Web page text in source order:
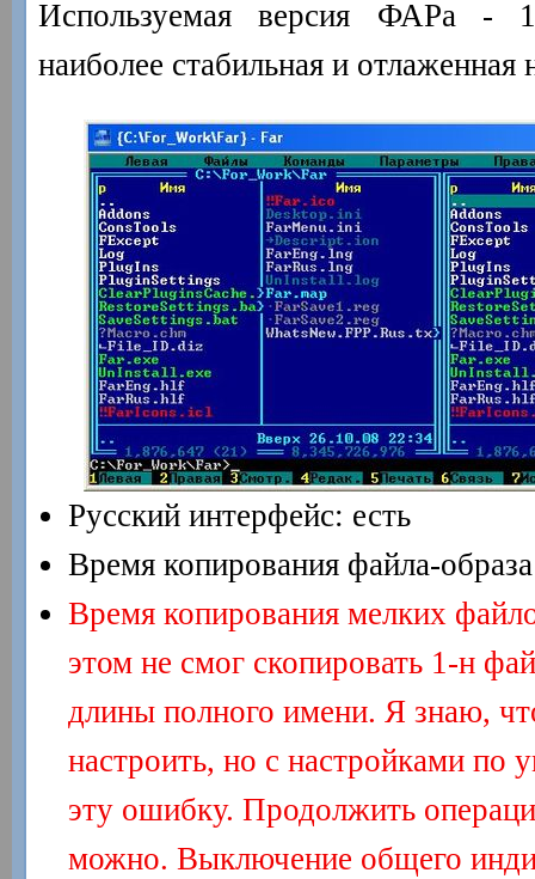
Используемая версия ФАРа -
наиболее стабильная и
Русский интерфейс: есть
Время копирования файла-
Время копирования мелких
этом не смог скопировать 1-н
длины полного имени. Я знаю,
настроить, но с настройками
эту ошибку. Продолжить
можно. Выключение общего